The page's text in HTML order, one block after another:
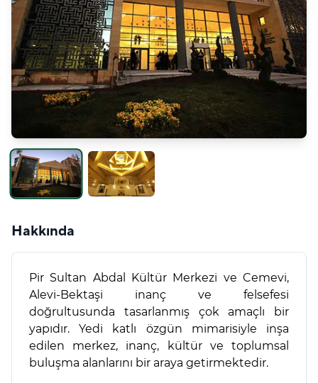
Hakkında
Pir Sultan Abdal Kültür Merkezi ve Cemevi,
Alevi-Bektaşi inanç ve felsefesi
doğrultusunda tasarlanmış çok amaçlı bir
yapıdır. Yedi katlı özgün mimarisiyle inşa
edilen merkez, inanç, kültür ve toplumsal
buluşma alanlarını bir araya getirmektedir.